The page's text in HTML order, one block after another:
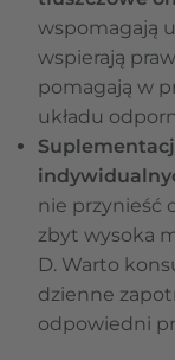
wspomagają
wspierają
pomagają w
układu
nie przynieść
zbyt wysoka
D. Warto
dzienne
odpowiedni